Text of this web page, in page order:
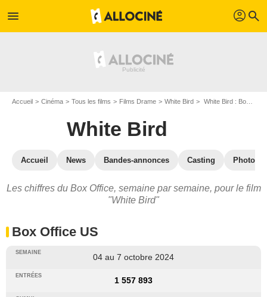
menu profil search
Accueil Cinéma Tous les films Films Drame White Bird White Bird : Box Office
White Bird
Accueil News Bandes-annonces Casting Photos
Les chiffres du Box Office, semaine par semaine, pour le film
"White Bird"
Box Office US
04 au 7 octobre 2024
1 557 893